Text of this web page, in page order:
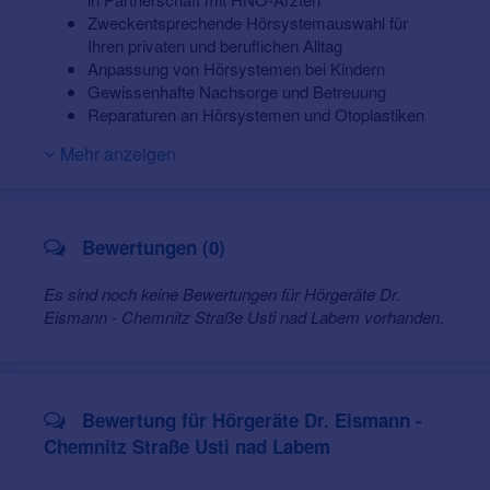
Klangeigenschaften oder passen weitere
Testgeräte an.
Sie entscheiden sich völlig subjektiv für das beste
Hörgerät.
Zweckentsprechende Hörsystemauswahl für
Ihren privaten und beruflichen Alltag
Anpassung von Hörsystemen bei Kindern
Gewissenhafte Nachsorge und Betreuung
Reparaturen an Hörsystemen und Otoplastiken
Kaufentscheidung
ausgebildete Hörakustiker (Meister und Gesellen)
Computermesstechnik
Hausbesuchsservice
Mehr anzeigen
Bewertungen (0)
Es sind noch keine Bewertungen für Hörgeräte Dr.
Eismann - Chemnitz Straße Usti nad Labem vorhanden.
Bewertung für Hörgeräte Dr. Eismann -
Chemnitz Straße Usti nad Labem